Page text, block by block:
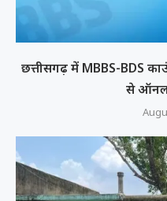
छत्तीसगढ़ में MBBS-BDS
से